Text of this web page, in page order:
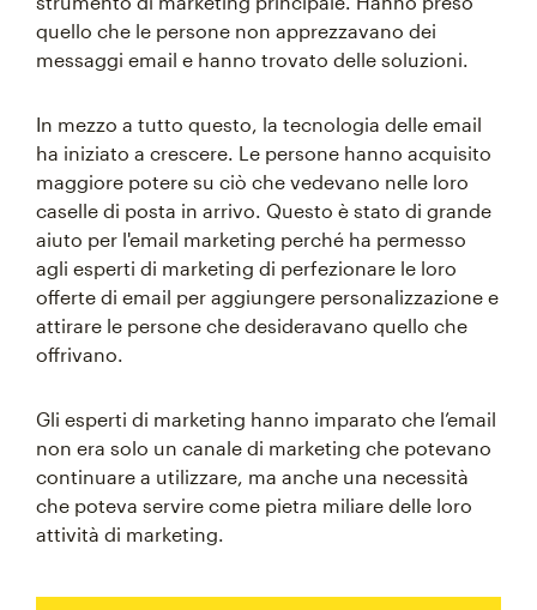
quello che le persone non apprezzavano dei
messaggi email e hanno trovato delle soluzioni.
In mezzo a tutto questo, la tecnologia delle email
ha iniziato a crescere. Le persone hanno acquisito
maggiore potere su ciò che vedevano nelle loro
caselle di posta in arrivo. Questo è stato di grande
aiuto per l'email marketing perché ha permesso
agli esperti di marketing di perfezionare le loro
offerte di email per aggiungere personalizzazione e
attirare le persone che desideravano quello che
offrivano.
Gli esperti di marketing hanno imparato che l’email
non era solo un canale di marketing che potevano
continuare a utilizzare, ma anche una necessità
che poteva servire come pietra miliare delle loro
attività di marketing.